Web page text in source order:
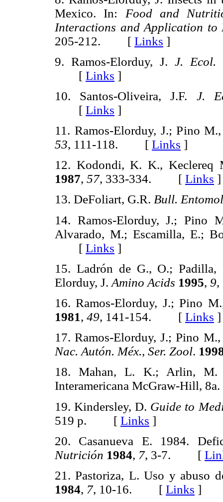
Mexico. In: Food and
Interactions and Application to
205-212. [ Links ]
9. Ramos-Elorduy, J. J. Ecol.
[ Links ]
10. Santos-Oliveira, J.F. J.
[ Links ]
11. Ramos-Elorduy, J.; Pino
53, 111-118. [ Links ]
12. Kodondi, K. K., Keclereq
1987, 57, 333-334. [ Links ]
13. DeFoliart, G.R. Bull.
14. Ramos-Elorduy, J.; Pino
Alvarado, M.; Escamilla, E.;
[ Links ]
15. Ladrón de G., O.;
Elorduy, J. Amino Acids 1995, 9
16. Ramos-Elorduy, J.; Pino
1981, 49, 141-154. [ Links ]
17. Ramos-Elorduy, J.; Pino
Nac. Autón. Méx., Ser. Zool.
18. Mahan, L. K.; Arlin,
Interamericana McGraw-Hill,
19. Kindersley, D. Guide to
519 p. [ Links ]
20. Casanueva E. 1984.
Nutrición 1984, 7, 3-7. [
21. Pastoriza, L. Uso y abuso
1984, 7, 10-16. [ Links ]